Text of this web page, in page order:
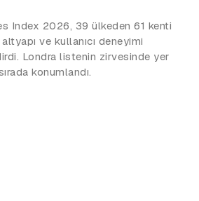
Index 2026, 39 ülkeden 61 kenti
ve kullanıcı deneyimi
Londra listenin zirvesinde yer
konumlandı.